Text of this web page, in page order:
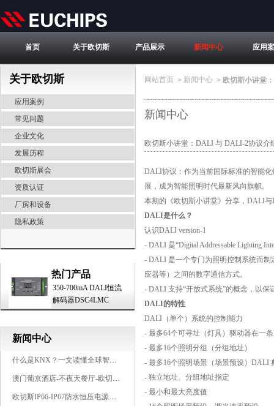
首页 关于欧切斯 产品展示 新闻中心 应用
关于欧切斯
应用案例
常见问题
企业文化
发展历程
欧切斯展会
资质认证
厂房和设备
隐私政策
热门产品
350-700mA DALI恒流
解码器DSC4LMC
新闻中心
什么是KNX？一文读懂全球智能建筑控制标准
澳门葡京酒店-不夜天餐厅-欧切斯KNX智能控制系统打造高端智慧空间
欧切斯IP66-IP67防水恒压电源，无惧风雨，智稳如一
网站首页 > 新闻中心 > 欧切斯小讲堂
新闻中心
欧切斯小讲堂：DALI 与 DALI-2协议介
DALI协议：作为当前国际标准的智能
展，成为智能照明时代最新风向旗帜。
本期的《欧切斯小讲堂》分享，DALI
DALI是什么？
认识DALI version-1
- DALI 是“Digital Addressable Lighting
- DALI 是一个专门为照明控制系统而
应器等）之间的数字通信方式。
- DALI 支持“开放式系统”的概念，以
DALI的特性
DALI（单个）系统的控制能力
- 最多64个可寻址（灯具）驱动器在一
- 最多16个照明分组（分组地址）
- 最多16个照明场景（场景预设）DALI
- 独立地址、分组地址指定
- 最小和最大亮度值